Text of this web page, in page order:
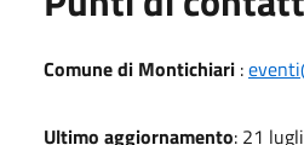
Comune di Montichiari :
Ultimo aggiornamento: 21